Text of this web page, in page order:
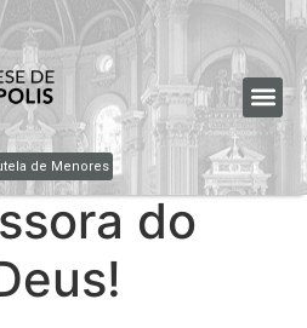
de Menores
do